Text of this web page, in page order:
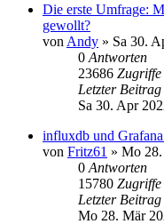
Die erste Umfrage:
gewollt?
von Andy » Sa 30.
0 Antworten
23686 Zugriffe
Letzter Beitrag
Sa 30. Apr
influxdb und
von Fritz61 » Mo
0 Antworten
15780 Zugriffe
Letzter Beitrag
Mo 28. Mär